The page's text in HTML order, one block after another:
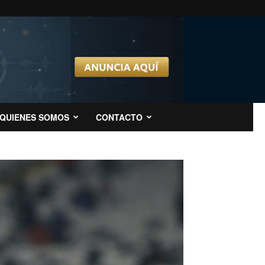
QUIENES SOMOS CONTACTO